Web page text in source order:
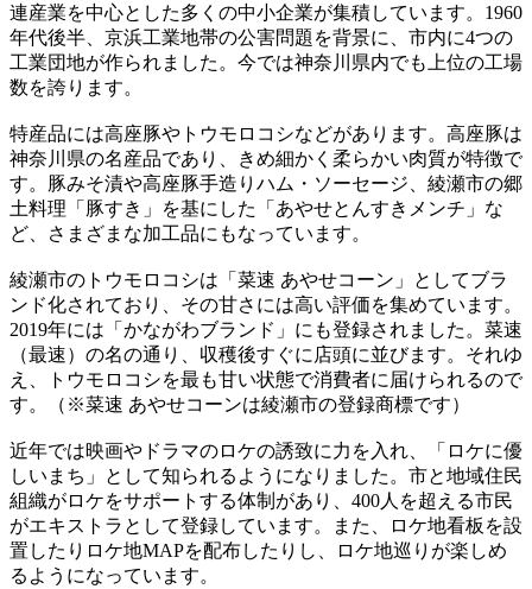
連産業を中心とした多くの中小企業が集積しています。1960
年代後半、京浜工業地帯の公害問題を背景に、市内に4つの
工業団地が作られました。今では神奈川県内でも上位の工場
数を誇ります。
特産品には高座豚やトウモロコシなどがあります。高座豚は
神奈川県の名産品であり、きめ細かく柔らかい肉質が特徴で
す。豚みそ漬や高座豚手造りハム・ソーセージ、綾瀬市の郷
土料理「豚すき」を基にした「あやせとんすきメンチ」な
ど、さまざまな加工品にもなっています。
綾瀬市のトウモロコシは「菜速 あやせコーン」としてブラ
ンド化されており、その甘さには高い評価を集めています。
2019年には「かながわブランド」にも登録されました。菜速
（最速）の名の通り、収穫後すぐに店頭に並びます。それゆ
え、トウモロコシを最も甘い状態で消費者に届けられるので
す。（※菜速 あやせコーンは綾瀬市の登録商標です）
近年では映画やドラマのロケの誘致に力を入れ、「ロケに優
しいまち」として知られるようになりました。市と地域住民
組織がロケをサポートする体制があり、400人を超える市民
がエキストラとして登録しています。また、ロケ地看板を設
置したりロケ地MAPを配布したりし、ロケ地巡りが楽しめ
るようになっています。